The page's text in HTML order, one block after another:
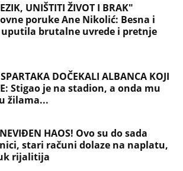
UNIŠTITI ŽIVOT I BRAK"
poruke Ane Nikolić: Besna i
brutalne uvrede i pretnje
DOČEKALI ALBANCA KOJI
Stigao je na stadion, a onda mu
žilama...
HAOS! Ovo su do sada
stari računi dolaze na naplatu,
rijalitija